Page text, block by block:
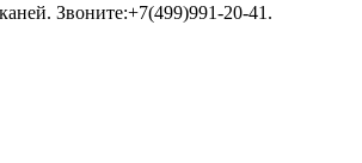
Звоните:+7(499)991-20-41.